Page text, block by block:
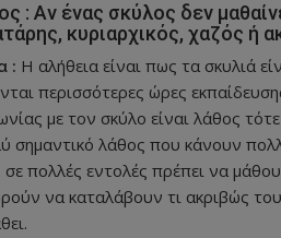
: Αν ένας σκύλος δεν
κυριαρχικός, χαζός ή
: Η αλήθεια είναι πως τα σκυλιά
περισσότερες ώρες
με τον σκύλο είναι λάθος
σημαντικό λάθος που κάνουν
πολλές εντολές πρέπει να
να καταλάβουν τι ακριβώς